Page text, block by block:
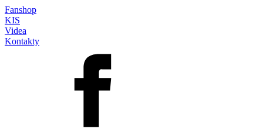
Fanshop
KIS
Videa
Kontakty